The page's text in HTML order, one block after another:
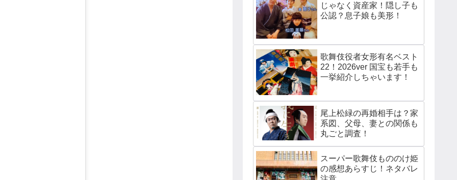
じゃなく資産家！隠し子も
公認？息子娘も美形！
歌舞伎役者女形有名ベスト
22！2026ver 国宝も若手も
一挙紹介しちゃいます！
尾上松緑の再婚相手は？家
系図、父母、妻との関係も
丸ごと調査！
スーパー歌舞伎もののけ姫
の感想あらすじ！ネタバレ